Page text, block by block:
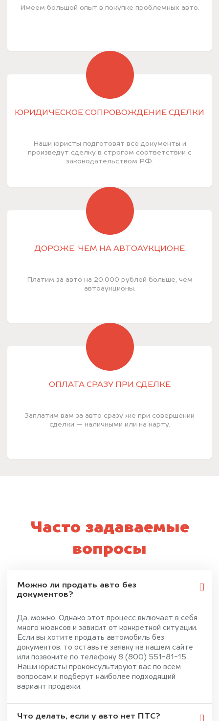
Имеем большой опыт в покупке проблемных авто.
ЮРИДИЧЕСКОЕ СОПРОВОЖДЕНИЕ СДЕЛКИ
Наши юристы подготовят все документы и
произведут сделку в строгом соответствии с
законодательством РФ.
ДОРОЖЕ, ЧЕМ НА АВТОАУКЦИОНЕ
Платим за авто на 20.000 рублей больше, чем
автоаукционы.
ОПЛАТА СРАЗУ ПРИ СДЕЛКЕ
Заплатим вам за авто сразу же при совершении
сделки — наличными или на карту.
Часто задаваемые
вопросы
Можно ли продать авто без
документов?
Да, можно. Однако этот процесс включает в себя
много нюансов и зависит от конкретной ситуации.
Если вы хотите продать автомобиль без
документов, то оставьте заявку на нашем сайте
или позвоните по телефону 8 (800) 551-81-15.
Наши юристы проконсультируют вас по всем
вопросам и подберут наиболее подходящий
вариант продажи.
Что делать, если у авто нет ПТС?